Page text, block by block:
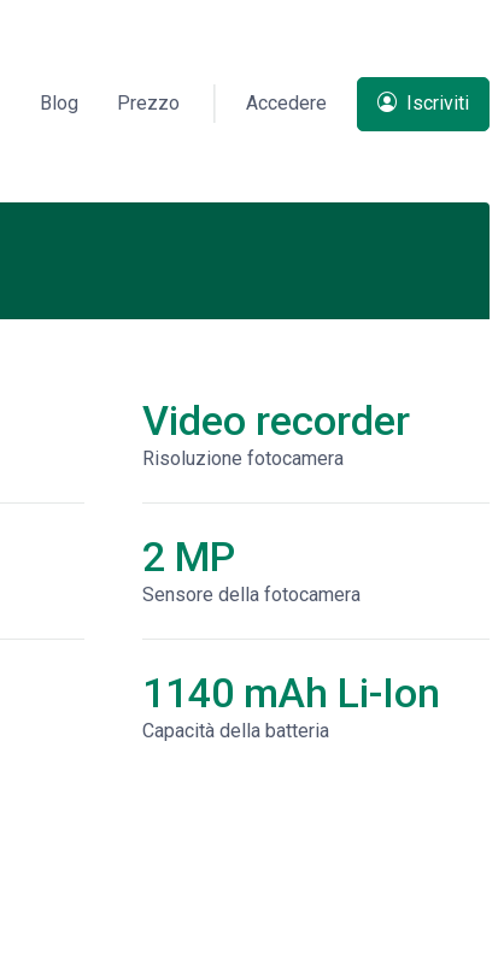
Blog Prezzo Accedere Iscriviti
Video recorder
Risoluzione fotocamera
2 MP
Sensore della fotocamera
1140 mAh Li-Ion
Capacità della batteria